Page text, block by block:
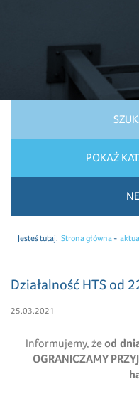
POKAŻ
Jesteś tutaj: Strona główna
Działalność HTS od
25.03.2021
Informujemy, żeod
OGRANICZAMY